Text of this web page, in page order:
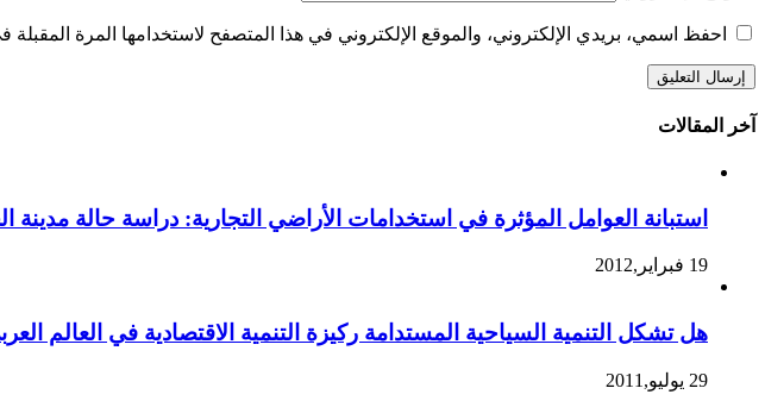
احفظ اسمي، بريدي الإلكتروني، والموقع الإلكتروني في هذا المتصفح لاستخدامها المرة المقبلة
آخر المقالات
استبانة العوامل المؤثرة في استخدامات الأراضي التجارية: دراسة حالة مدينة
19 فبراير,2012
هل تشكل التنمية السياحية المستدامة ركيزة التنمية الاقتصادية في العالم
29 يوليو,2011